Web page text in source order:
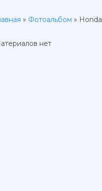
» Фотоальбом » Honda
нет